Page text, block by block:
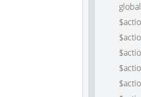
global
$action
$action
$action
$action
$action